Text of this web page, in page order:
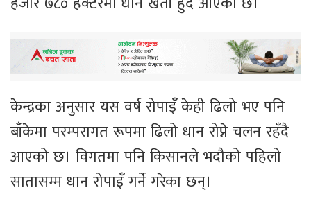
केन्द्रका अनुसार यस वर्ष रोपाइँ केही ढिलो भए पनि
बाँकेमा परम्परागत रूपमा ढिलो धान रोप्ने चलन रहँदै
आएको छ। विगतमा पनि किसानले भदौको पहिलो
सातासम्म धान रोपाइँ गर्ने गरेका छन्।